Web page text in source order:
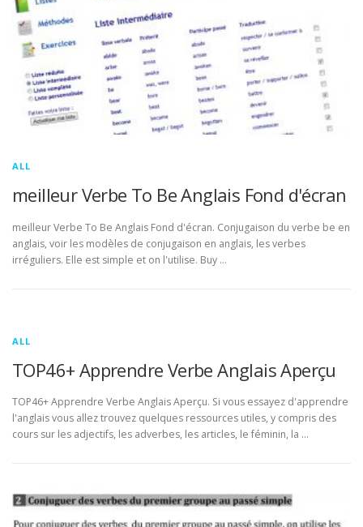
ALL
meilleur Verbe To Be Anglais Fond d'écran
meilleur Verbe To Be Anglais Fond d'écran. Conjugaison du verbe be en
anglais, voir les modèles de conjugaison en anglais, les verbes
irréguliers. Elle est simple et on l'utilise. Buy …
ALL
TOP46+ Apprendre Verbe Anglais Aperçu
TOP46+ Apprendre Verbe Anglais Aperçu. Si vous essayez d'apprendre
l'anglais vous allez trouvez quelques ressources utiles, y compris des
cours sur les adjectifs, les adverbes, les articles, le féminin, la …